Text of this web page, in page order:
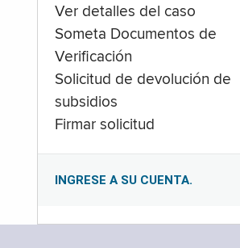
Ver detalles del caso
Someta Documentos de
Verificación
Solicitud de devolución de
subsidios
Firmar solicitud
INGRESE A SU CUENTA.